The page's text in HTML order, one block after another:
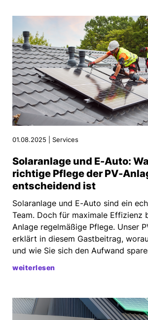
01.08.2025 | Services
Solaranlage und E-Auto:
richtige Pflege der PV-
entscheidend ist
Solaranlage und E-Auto sind ein
Team. Doch für maximale Effizienz
Anlage regelmäßige Pflege. Unser
erklärt in diesem Gastbeitrag,
und wie Sie sich den Aufwand
weiterlesen